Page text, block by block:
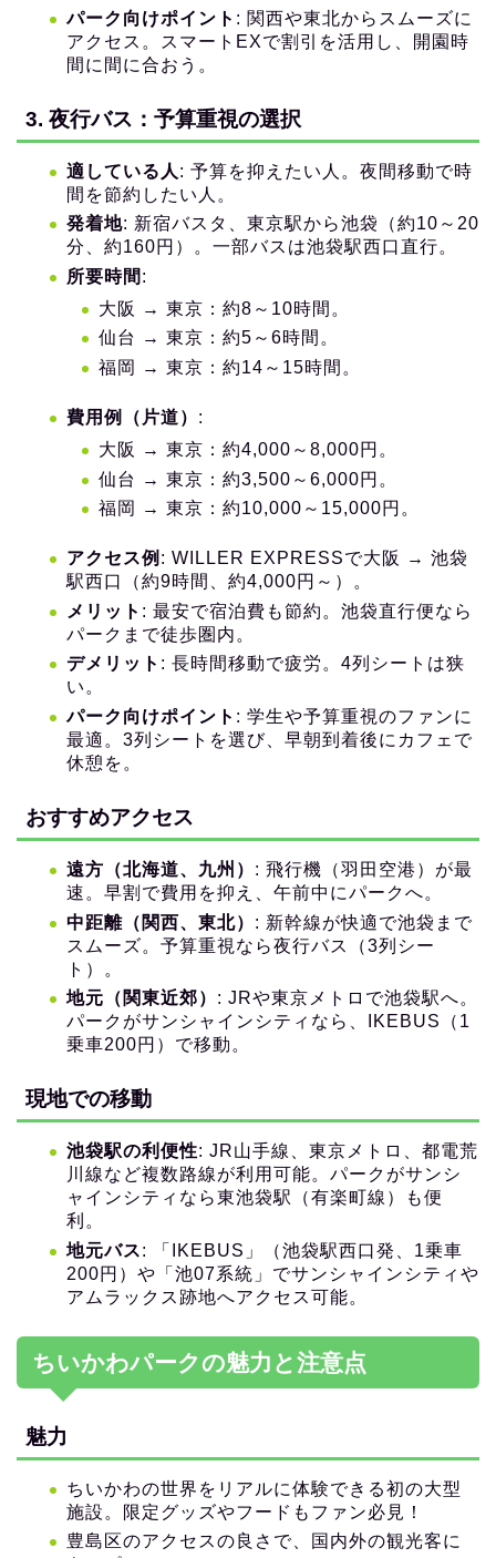
パーク向けポイント : 関西や東北からスムーズに
アクセス。スマートEXで割引を活用し、開園時
間に間に合おう。
3. 夜行バス：予算重視の選択
適している人 : 予算を抑えたい人。夜間移動で時
間を節約したい人。
発着地: 新宿バスタ、東京駅から池袋（約10～20
分、約160円）。一部バスは池袋駅西口直行。
所要時間 :
大阪 → 東京：約8～10時間。
仙台 → 東京：約5～6時間。
福岡 → 東京：約14～15時間。
費用例（片道） :
大阪 → 東京：約4,000～8,000円。
仙台 → 東京：約3,500～6,000円。
福岡 → 東京：約10,000～15,000円。
アクセス例 : WILLER EXPRESSで大阪 → 池袋
駅西口（約9時間、約4,000円～）。
メリット : 最安で宿泊費も節約。池袋直行便なら
パークまで徒歩圏内。
デメリット : 長時間移動で疲労。4列シートは狭
い。
パーク向けポイント : 学生や予算重視のファンに
最適。3列シートを選び、早朝到着後にカフェで
休憩を。
おすすめアクセス
遠方（北海道、九州） : 飛行機（羽田空港）が最
速。早割で費用を抑え、午前中にパークへ。
中距離（関西、東北） : 新幹線が快適で池袋まで
スムーズ。予算重視なら夜行バス（3列シー
ト）。
地元（関東近郊） : JRや東京メトロで池袋駅へ。
パークがサンシャインシティなら、IKEBUS（1
乗車200円）で移動。
現地での移動
池袋駅の利便性: JR山手線、東京メトロ、都電荒
川線など複数路線が利用可能。パークがサンシ
ャインシティなら東池袋駅（有楽町線）も便
利。
地元バス: 「IKEBUS」（池袋駅西口発、1乗車
200円）や「池07系統」でサンシャインシティや
アムラックス跡地へアクセス可能。
ちいかわパークの魅力と注意点
魅力
ちいかわの世界をリアルに体験できる初の大型
施設。限定グッズやフードもファン必見！
豊島区のアクセスの良さで、国内外の観光客に